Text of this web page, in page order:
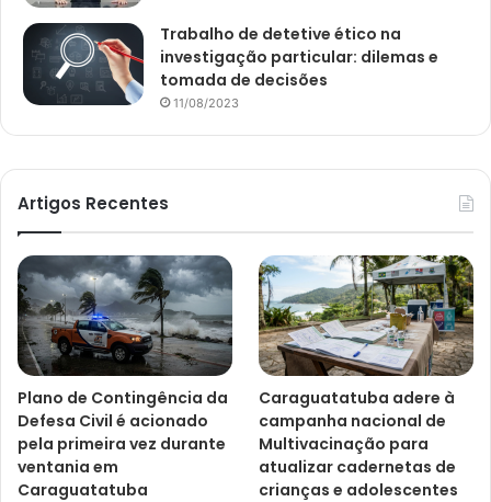
Trabalho de detetive ético na
investigação particular: dilemas e
tomada de decisões
11/08/2023
Artigos Recentes
Plano de Contingência da
Defesa Civil é acionado
pela primeira vez durante
ventania em
Caraguatatuba
Caraguatatuba adere à
campanha nacional de
Multivacinação para
atualizar cadernetas de
crianças e adolescentes